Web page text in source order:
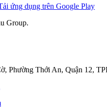
Group.
Phường Thới An, Quận 12,